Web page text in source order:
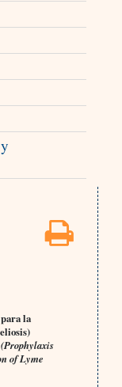
la
of Lyme